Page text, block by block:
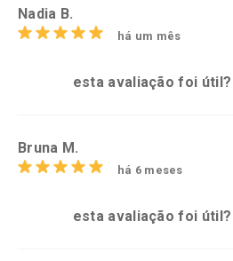
Nadia B.
há um mês
esta avaliação foi útil?
Bruna M.
há 6 meses
esta avaliação foi útil?